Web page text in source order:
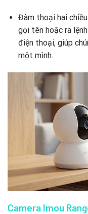
Đàm thoại hai
gọi tên hoặc ra
điện thoại, giúp
một mình.
Camera Imou